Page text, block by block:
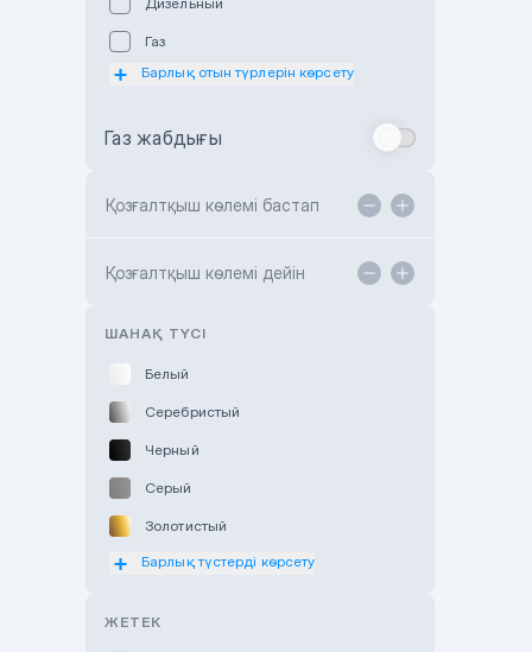
Subaru Motor Almaty
Toyota Astana
TANK Motors Karaganda
Газ
Барлық отын түрлерін көрсету
Газ жабдығы
Қозғалтқыш көлемі бастап
Қозғалтқыш көлемі дейін
ШАНАҚ ТҮСІ
Белый
Серебристый
Черный
Серый
Золотистый
Оранжевый
Барлық түстерді көрсету
ЖЕТЕК